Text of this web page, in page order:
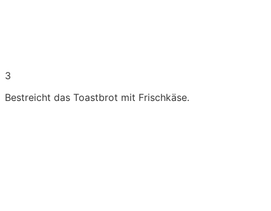
3
Bestreicht das Toastbrot mit Frischkäse.